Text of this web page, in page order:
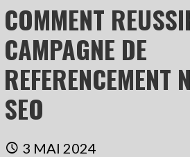
COMMENT
CAMPAGNE DE
REFERENCEMENT
SEO
3 MAI 2024